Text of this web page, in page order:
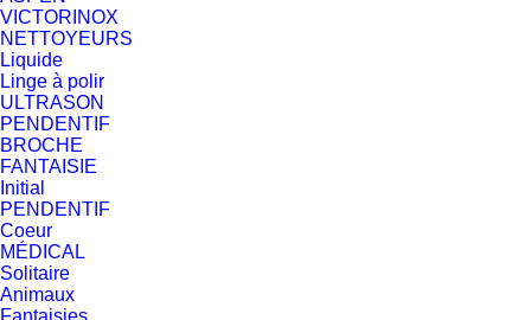
VICTORINOX
NETTOYEURS
Liquide
Linge à polir
ULTRASON
PENDENTIF
BROCHE
FANTAISIE
Initial
PENDENTIF
Coeur
MÉDICAL
Solitaire
Animaux
Fantaisies